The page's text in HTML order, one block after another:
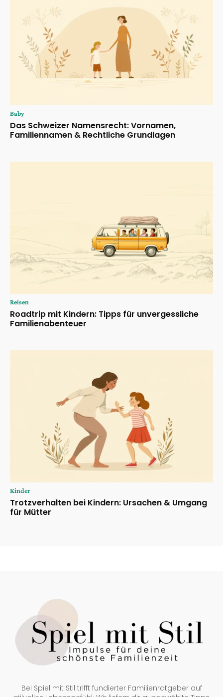
Baby
Das Schweizer Namensrecht: Vornamen,
Familiennamen & Rechtliche Grundlagen
Reisen
Roadtrip mit Kindern: Tipps für unvergessliche
Familienabenteuer
Kinder
Trotzverhalten bei Kindern: Ursachen & Umgang
für Mütter
Bei Spiel mit Stil trifft fundierter Familienratgeber auf